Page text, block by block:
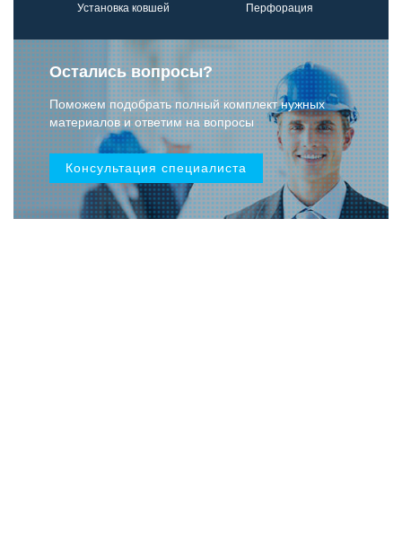
Установка ковшей Перфорация
Остались вопросы?
Поможем подобрать полный комплект нужных
материалов и ответим на вопросы
Консультация специалиста